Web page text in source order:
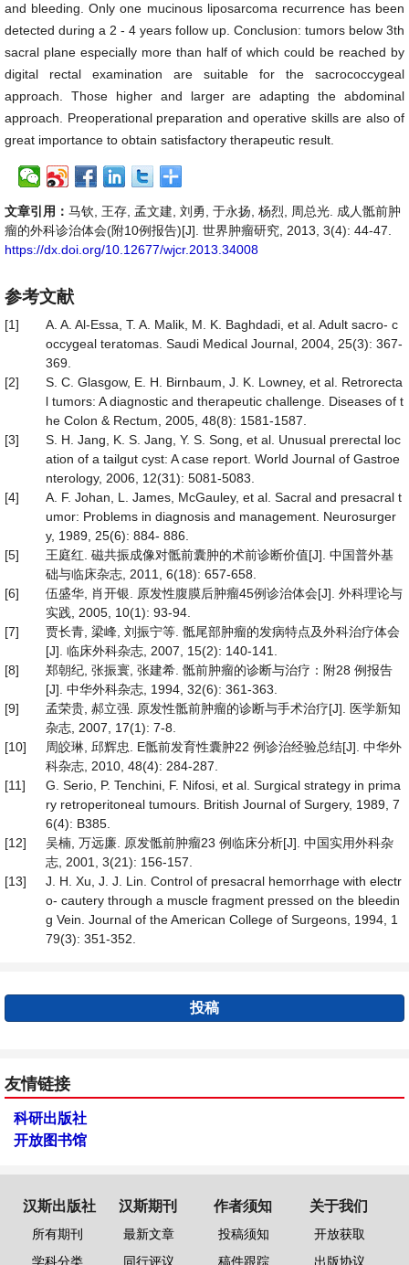
and bleeding. Only one mucinous liposarcoma recurrence has been
detected during a 2 - 4 years follow up. Conclusion: tumors below 3th
sacral plane especially more than half of which could be reached by
digital rectal examination are suitable for the sacrococcygeal
approach. Those higher and larger are adapting the abdominal
approach. Preoperational preparation and operative skills are also of
great importance to obtain satisfactory therapeutic result.
文章引用： 马钦, 王存, 孟文建, 刘勇, 于永扬, 杨烈, 周总光. 成人骶前肿
瘤的外科诊治体会(附10例报告)[J]. 世界肿瘤研究, 2013, 3(4): 44-47.
https://dx.doi.org/10.12677/wjcr.2013.34008
参考文献
[1]
A. A. Al-Essa, T. A. Malik, M. K. Baghdadi, et al. Adult sacro- c
occygeal teratomas. Saudi Medical Journal, 2004, 25(3): 367-
369.
[2]
S. C. Glasgow, E. H. Birnbaum, J. K. Lowney, et al. Retrorecta
l tumors: A diagnostic and therapeutic challenge. Diseases of t
he Colon & Rectum, 2005, 48(8): 1581-1587.
[3]
S. H. Jang, K. S. Jang, Y. S. Song, et al. Unusual prerectal loc
ation of a tailgut cyst: A case report. World Journal of Gastroe
nterology, 2006, 12(31): 5081-5083.
[4]
A. F. Johan, L. James, McGauley, et al. Sacral and presacral t
umor: Problems in diagnosis and management. Neurosurger
y, 1989, 25(6): 884- 886.
[5]
王庭红. 磁共振成像对骶前囊肿的术前诊断价值[J]. 中国普外基
础与临床杂志, 2011, 6(18): 657-658.
[6]
伍盛华, 肖开银. 原发性腹膜后肿瘤45例诊治体会[J]. 外科理论与
实践, 2005, 10(1): 93-94.
[7]
贾长青, 梁峰, 刘振宁等. 骶尾部肿瘤的发病特点及外科治疗体会
[J]. 临床外科杂志, 2007, 15(2): 140-141.
[8]
郑朝纪, 张振寰, 张建希. 骶前肿瘤的诊断与治疗：附28 例报告
[J]. 中华外科杂志, 1994, 32(6): 361-363.
[9]
孟荣贵, 郝立强. 原发性骶前肿瘤的诊断与手术治疗[J]. 医学新知
杂志, 2007, 17(1): 7-8.
[10]
周皎琳, 邱辉忠. E骶前发育性囊肿22 例诊治经验总结[J]. 中华外
科杂志, 2010, 48(4): 284-287.
[11]
G. Serio, P. Tenchini, F. Nifosi, et al. Surgical strategy in prima
ry retroperitoneal tumours. British Journal of Surgery, 1989, 7
6(4): B385.
[12]
吴楠, 万远廉. 原发骶前肿瘤23 例临床分析[J]. 中国实用外科杂
志, 2001, 3(21): 156-157.
[13]
J. H. Xu, J. J. Lin. Control of presacral hemorrhage with electr
o- cautery through a muscle fragment pressed on the bleedin
g Vein. Journal of the American College of Surgeons, 1994, 1
79(3): 351-352.
投稿
友情链接
科研出版社
开放图书馆
汉斯出版社
所有期刊
学科分类
汉斯期刊
最新文章
同行评议
作者须知
投稿须知
稿件跟踪
关于我们
开放获取
出版协议